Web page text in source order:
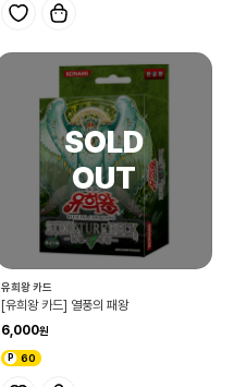
유희왕 카드
[유희왕 카드] 열풍의 패왕
6,000
60